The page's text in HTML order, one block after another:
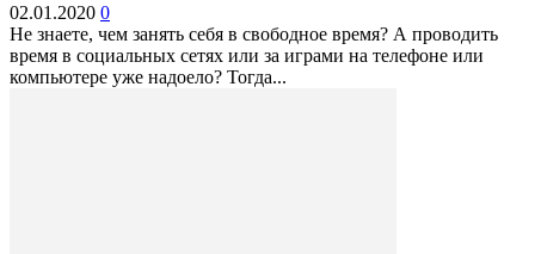
02.01.2020 0
Не знаете, чем занять себя в свободное время? А проводить
время в социальных сетях или за играми на телефоне или
компьютере уже надоело? Тогда...